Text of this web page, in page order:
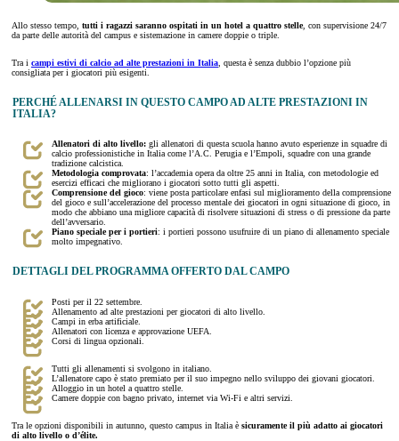
Allo stesso tempo, tutti i ragazzi saranno ospitati in un hotel a quattro stelle, con supervisione 24/7
da parte delle autorità del campus e sistemazione in camere doppie o triple.
Tra i campi estivi di calcio ad alte prestazioni in Italia , questa è senza dubbio l’opzione più
consigliata per i giocatori più esigenti.
PERCHÉ ALLENARSI IN QUESTO CAMPO AD ALTE PRESTAZIONI IN
ITALIA?
Allenatori di alto livello: gli allenatori di questa scuola hanno avuto esperienze in squadre di
calcio professionistiche in Italia come l’A.C. Perugia e l’Empoli, squadre con una grande
tradizione calcistica.
Metodologia comprovata: l’accademia opera da oltre 25 anni in Italia, con metodologie ed
esercizi efficaci che migliorano i giocatori sotto tutti gli aspetti.
Comprensione del gioco: viene posta particolare enfasi sul miglioramento della comprensione
del gioco e sull’accelerazione del processo mentale dei giocatori in ogni situazione di gioco, in
modo che abbiano una migliore capacità di risolvere situazioni di stress o di pressione da parte
dell’avversario.
Piano speciale per i portieri: i portieri possono usufruire di un piano di allenamento speciale
molto impegnativo.
DETTAGLI DEL PROGRAMMA OFFERTO DAL CAMPO
Posti per il 22 settembre.
Allenamento ad alte prestazioni per giocatori di alto livello.
Campi in erba artificiale.
Allenatori con licenza e approvazione UEFA.
Corsi di lingua opzionali.
Tutti gli allenamenti si svolgono in italiano.
L’allenatore capo è stato premiato per il suo impegno nello sviluppo dei giovani giocatori.
Alloggio in un hotel a quattro stelle.
Camere doppie con bagno privato, internet via Wi-Fi e altri servizi.
Tra le opzioni disponibili in autunno, questo campus in Italia è sicuramente il più adatto ai giocatori
di alto livello o d’élite.